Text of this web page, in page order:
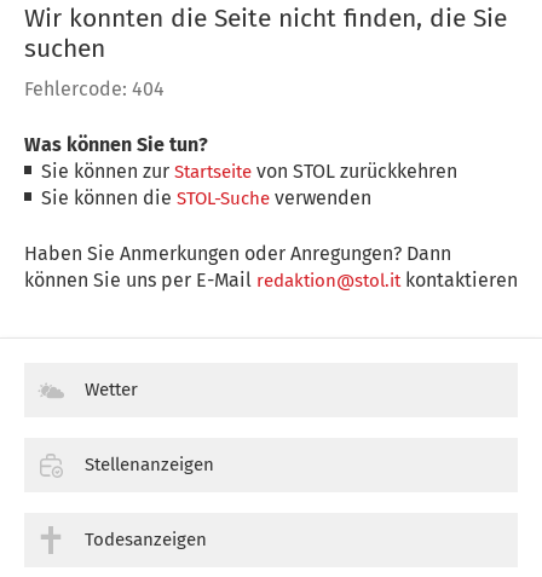
Wir konnten die Seite nicht finden, die Sie
suchen
Fehlercode: 404
Was können Sie tun?
Sie können zurStartseite von STOL zurückkehren
Sie können dieSTOL-Suche verwenden
Haben Sie Anmerkungen oder Anregungen? Dann
können Sie uns per E-Mail redaktion@stol.itkontaktieren
Wetter
Stellenanzeigen
Todesanzeigen